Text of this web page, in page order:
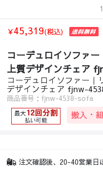
コーデ
ソファー/ライトリュクス/
ソファー/ゴージャス/コー
コ
1
￥45,319(税込)
コーデュロイソファ
上質デザインチェア
コーデュロイソファー｜
デザインチェア fjnw-
商品番号：fjnw-4538-sofa
搬入・
注文確認後、20-40営業日